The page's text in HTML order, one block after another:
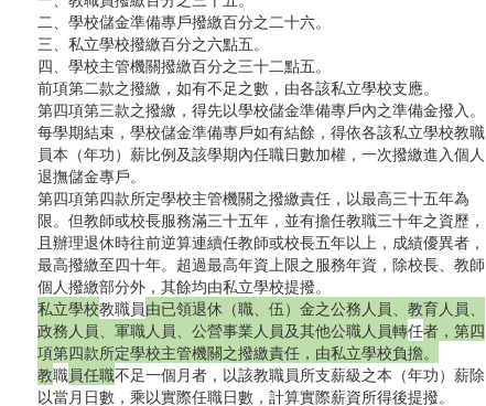
二、學校儲金準備專戶撥繳百分之二十六。
三、私立學校撥繳百分之六點五。
四、學校主管機關撥繳百分之三十二點五。
前項第二款之撥繳，如有不足之數，由各該私立學校支應。
第四項第三款之撥繳，得先以學校儲金準備專戶內之準備金撥入。
每學期結束，學校儲金準備專戶如有結餘，得依各該私立學校教職
員本（年功）薪比例及該學期內任職日數加權，一次撥繳進入個人
退撫儲金專戶。
第四項第四款所定學校主管機關之撥繳責任，以最高三十五年為
限。但教師或校長服務滿三十五年，並有擔任教職三十年之資歷，
且辦理退休時往前逆算連續任教師或校長五年以上，成績優異者，
最高撥繳至四十年。超過最高年資上限之服務年資，除校長、教師
個人撥繳部分外，其餘均由私立學校提撥。
私立學校教職員由已領退休（職、伍）金之公務人員、教育人員、
政務人員、軍職人員、公營事業人員及其他公職人員轉任者，第四
項第四款所定學校主管機關之撥繳責任，由私立學校負擔。
教職員任職不足一個月者，以該教職員所支薪級之本（年功）薪除
以當月日數，乘以實際任職日數，計算實際薪資所得後提撥。